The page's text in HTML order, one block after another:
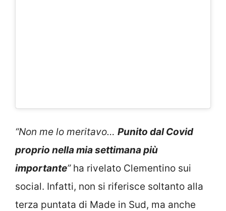
“Non me lo meritavo… Punito dal Covid
proprio nella mia settimana più
importante” ha rivelato Clementino sui
social. Infatti, non si riferisce soltanto alla
terza puntata di Made in Sud, ma anche